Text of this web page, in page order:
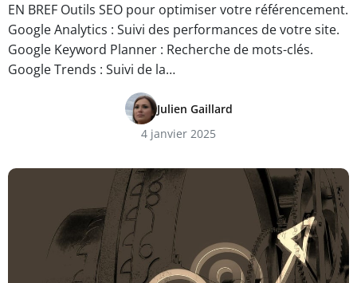
EN BREF Outils SEO pour optimiser votre référencement.
Google Analytics : Suivi des performances de votre site.
Google Keyword Planner : Recherche de mots-clés.
Google Trends : Suivi de la…
Julien Gaillard
4 janvier 2025